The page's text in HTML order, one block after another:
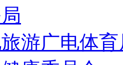
游广电体育